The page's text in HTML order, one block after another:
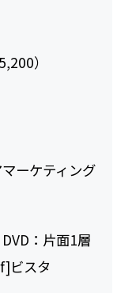
）
ーケティング
：片面1層
ビスタ